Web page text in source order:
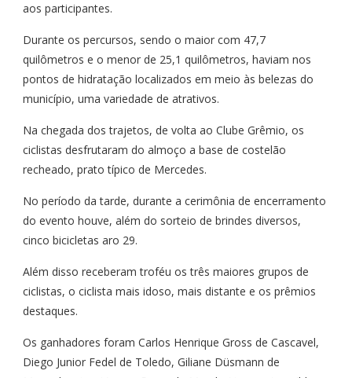
aos participantes.
Durante os percursos, sendo o maior com 47,7
quilômetros e o menor de 25,1 quilômetros, haviam nos
pontos de hidratação localizados em meio às belezas do
município, uma variedade de atrativos.
Na chegada dos trajetos, de volta ao Clube Grêmio, os
ciclistas desfrutaram do almoço a base de costelão
recheado, prato típico de Mercedes.
No período da tarde, durante a cerimônia de encerramento
do evento houve, além do sorteio de brindes diversos,
cinco bicicletas aro 29.
Além disso receberam troféu os três maiores grupos de
ciclistas, o ciclista mais idoso, mais distante e os prêmios
destaques.
Os ganhadores foram Carlos Henrique Gross de Cascavel,
Diego Junior Fedel de Toledo, Giliane Düsmann de